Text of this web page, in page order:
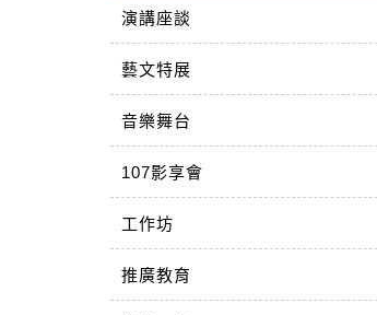
演講座談
藝文特展
音樂舞台
107影享會
工作坊
推廣教育